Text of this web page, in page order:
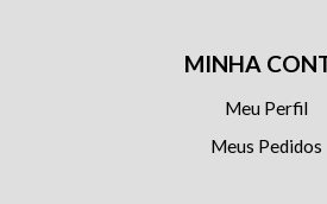
MINHA
Meu Perfil
Meus Pedidos